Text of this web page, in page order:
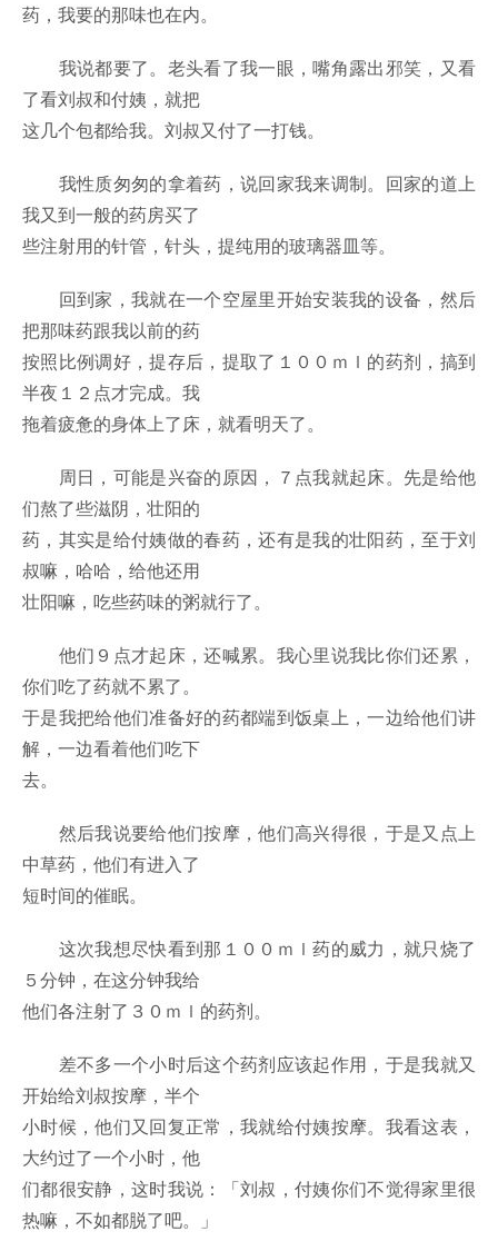
药，我要的那味也在内。
我说都要了。老头看了我一眼，嘴角露出邪笑，又看
了看刘叔和付姨，就把
这几个包都给我。刘叔又付了一打钱。
我性质匆匆的拿着药，说回家我来调制。回家的道上
我又到一般的药房买了
些注射用的针管，针头，提纯用的玻璃器皿等。
回到家，我就在一个空屋里开始安装我的设备，然后
把那味药跟我以前的药
按照比例调好，提存后，提取了１００ｍｌ的药剂，搞到
半夜１２点才完成。我
拖着疲惫的身体上了床，就看明天了。
周日，可能是兴奋的原因，７点我就起床。先是给他
们熬了些滋阴，壮阳的
药，其实是给付姨做的春药，还有是我的壮阳药，至于刘
叔嘛，哈哈，给他还用
壮阳嘛，吃些药味的粥就行了。
他们９点才起床，还喊累。我心里说我比你们还累，
你们吃了药就不累了。
于是我把给他们准备好的药都端到饭桌上，一边给他们讲
解，一边看着他们吃下
去。
然后我说要给他们按摩，他们高兴得很，于是又点上
中草药，他们有进入了
短时间的催眠。
这次我想尽快看到那１００ｍｌ药的威力，就只烧了
５分钟，在这分钟我给
他们各注射了３０ｍｌ的药剂。
差不多一个小时后这个药剂应该起作用，于是我就又
开始给刘叔按摩，半个
小时候，他们又回复正常，我就给付姨按摩。我看这表，
大约过了一个小时，他
们都很安静，这时我说：「刘叔，付姨你们不觉得家里很
热嘛，不如都脱了吧。」